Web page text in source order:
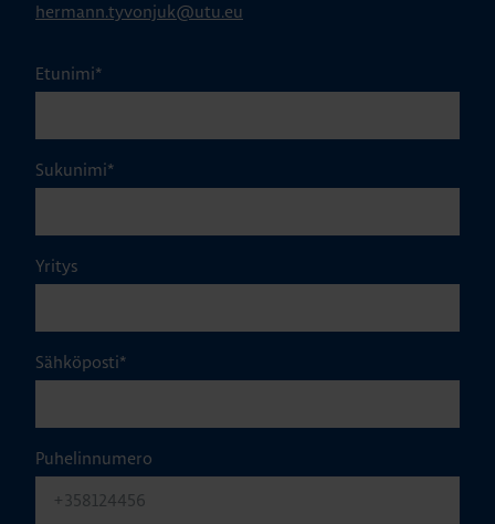
hermann.tyvonjuk@utu.eu
Etunimi*
Sukunimi*
Yritys
Sähköposti*
Puhelinnumero